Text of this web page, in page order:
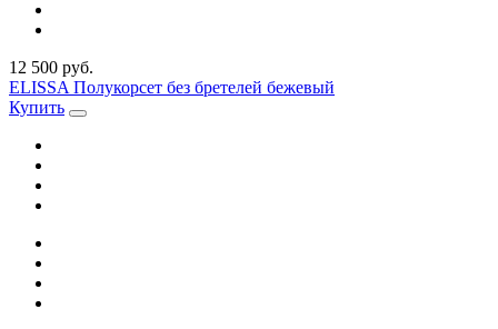
12 500 руб.
ELISSA Полукорсет без бретелей бежевый
Купить